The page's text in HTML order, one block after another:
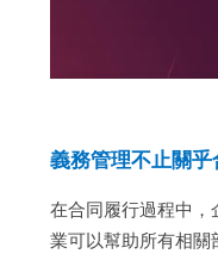
義務管理不止關
在合同履行過程中，
業可以幫助所有相關